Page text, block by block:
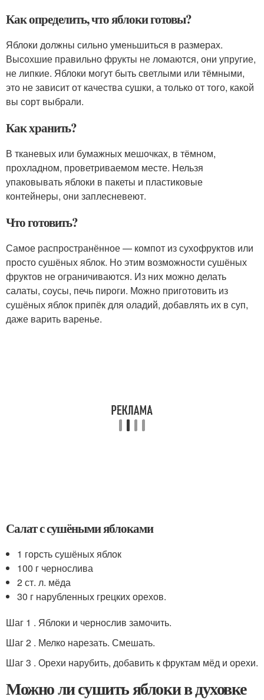
Как определить, что яблоки готовы?
Яблоки должны сильно уменьшиться в размерах.
Высохшие правильно фрукты не ломаются, они упругие,
не липкие. Яблоки могут быть светлыми или тёмными,
это не зависит от качества сушки, а только от того, какой
вы сорт выбрали.
Как хранить?
В тканевых или бумажных мешочках, в тёмном,
прохладном, проветриваемом месте. Нельзя
упаковывать яблоки в пакеты и пластиковые
контейнеры, они заплесневеют.
Что готовить?
Самое распространённое — компот из сухофруктов или
просто сушёных яблок. Но этим возможности сушёных
фруктов не ограничиваются. Из них можно делать
салаты, соусы, печь пироги. Можно приготовить из
сушёных яблок припёк для оладий, добавлять их в суп,
даже варить варенье.
Салат с сушёными яблоками
1 горсть сушёных яблок
100 г чернослива
2 ст. л. мёда
30 г нарубленных грецких орехов.
Шаг 1 . Яблоки и чернослив замочить.
Шаг 2 . Мелко нарезать. Смешать.
Шаг 3 . Орехи нарубить, добавить к фруктам мёд и орехи.
Можно ли сушить яблоки в духовке